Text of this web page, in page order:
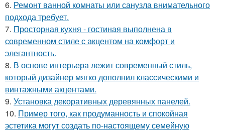
6. Ремонт ванной комнаты или санузла внимательного
подхода требует.
7. Просторная кухня - гостиная выполнена в
современном стиле с акцентом на комфорт и
элегантность.
8. В основе интерьера лежит современный стиль,
который дизайнер мягко дополнил классическими и
винтажными акцентами.
9. Установка декоративных деревянных панелей.
10. Пример того, как продуманность и спокойная
эстетика могут создать по-настоящему семейную